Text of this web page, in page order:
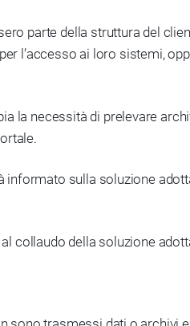
parte della struttura del
l’accesso ai loro sistemi,
la necessità di prelevare
informato sulla soluzione
collaudo della soluzione